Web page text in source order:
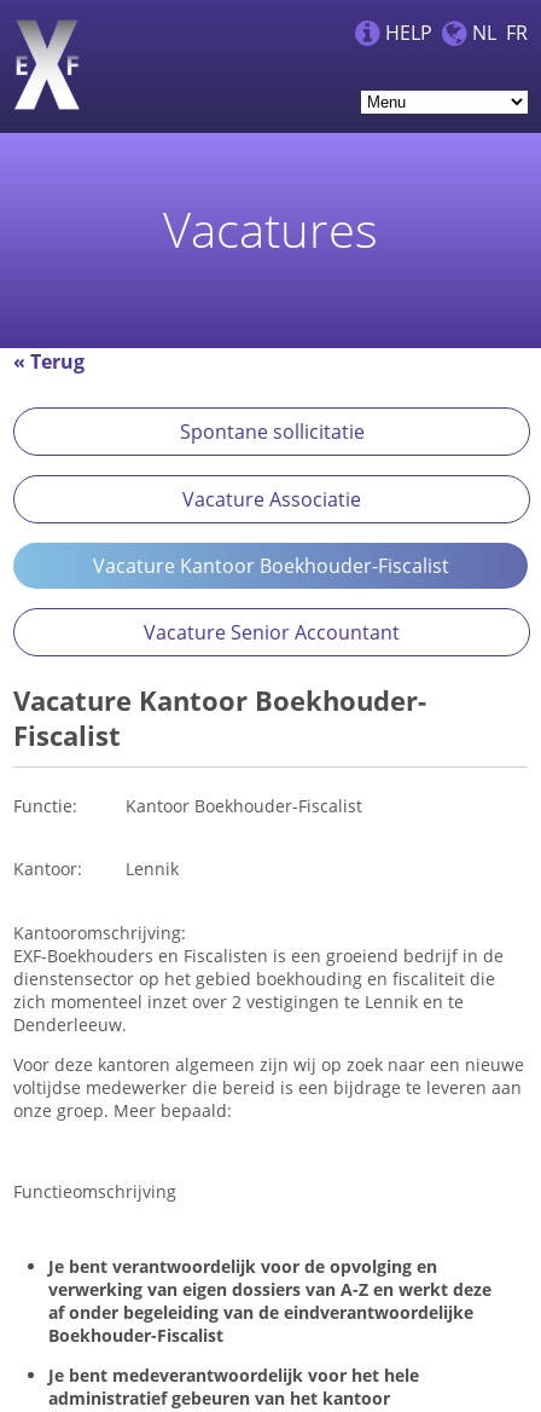
HELP NL FR
Vacatures
« Terug
Spontane sollicitatie
Vacature Associatie
Vacature Kantoor Boekhouder-Fiscalist
Vacature Senior Accountant
Vacature Kantoor Boekhouder-
Fiscalist
Functie: Kantoor Boekhouder-Fiscalist
Kantoor: Lennik
Kantooromschrijving:
EXF-Boekhouders en Fiscalisten is een groeiend bedrijf in de
dienstensector op het gebied boekhouding en fiscaliteit die
zich momenteel inzet over 2 vestigingen te Lennik en te
Denderleeuw.
Voor deze kantoren algemeen zijn wij op zoek naar een nieuwe
voltijdse medewerker die bereid is een bijdrage te leveren aan
onze groep. Meer bepaald:
Functieomschrijving
Je bent verantwoordelijk voor de opvolging en
verwerking van eigen dossiers van A-Z en werkt deze
af onder begeleiding van de eindverantwoordelijke
Boekhouder-Fiscalist
Je bent medeverantwoordelijk voor het hele
administratief gebeuren van het kantoor